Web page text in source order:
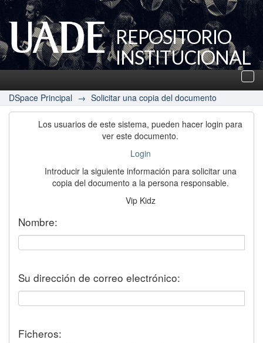
REPOSITORIO
INSTITUCIONAL
UADE
DSpace Principal → Solicitar una copia del documento
Los usuarios de este sistema, pueden hacer login para
ver este documento.
Login
Introducir la siguiente información para solicitar una
copia del documento a la persona responsable.
Vip Kidz
Nombre:
Su dirección de correo electrónico:
Ficheros: